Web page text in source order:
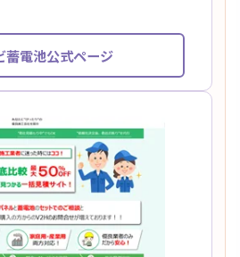
蓄電池公式ページ